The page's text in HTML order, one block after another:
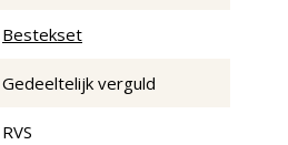
Bestekset
Gedeeltelijk verguld
RVS